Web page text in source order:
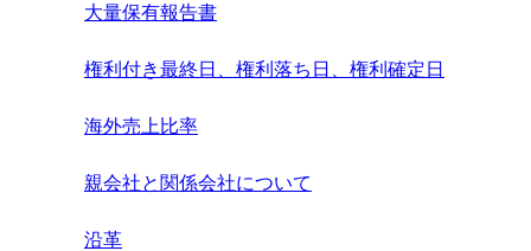
大量保有報告書
権利付き最終日、権利落ち日、権利確定日
海外売上比率
親会社と関係会社について
沿革